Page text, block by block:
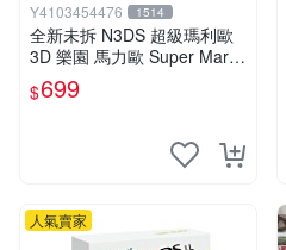
Y4103454476 1514
全新未拆 N3DS 超級瑪利歐
3D 樂園 馬力歐 Super Mario
3D Land 中文版 台規機專用
$699
人氣賣家